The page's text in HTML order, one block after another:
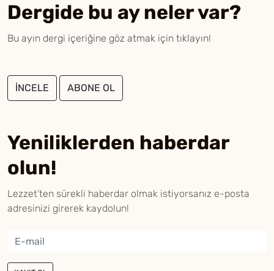
Dergide bu ay neler var?
Bu ayın dergi içeriğine göz atmak için tıklayın!
İNCELE ABONE OL
Yeniliklerden haberdar
olun!
Lezzet’ten sürekli haberdar olmak istiyorsanız e-posta
adresinizi girerek kaydolun!